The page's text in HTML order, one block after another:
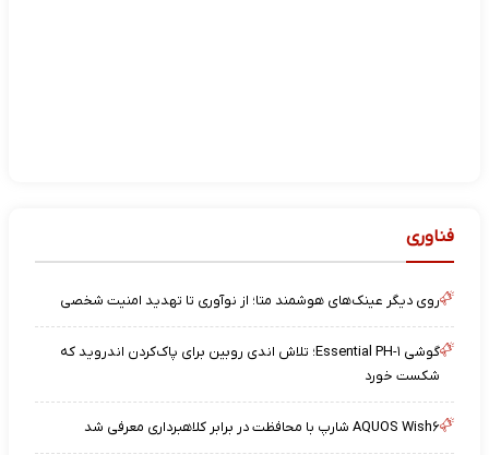
فناوری
روی دیگر عینک‌های هوشمند متا؛ از نوآوری تا تهدید امنیت شخصی
گوشی Essential PH-۱؛ تلاش اندی روبین برای پاک‌کردن اندروید که
شکست خورد
AQUOS Wish۶ شارپ با محافظت در برابر کلاهبرداری معرفی شد